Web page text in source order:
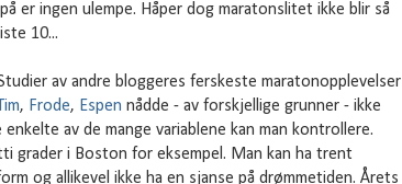
er ingen ulempe. Håper dog maratonslitet ikke blir så
10...
av andre bloggeres ferskeste maratonopplevelser
, Frode, Espen nådde - av forskjellige grunner - ikke
av de mange variablene kan man kontrollere.
grader i Boston for eksempel. Man kan ha trent
og allikevel ikke ha en sjanse på drømmetiden. Årets